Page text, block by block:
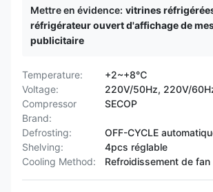
Mettre en évidence: vitrines
réfrigérateur ouvert d'affichage de
publicitaire
Temperature:
+2~+8℃
Voltage:
220V/50Hz, 220V/
Compressor
Brand:
SECOP
Defrosting:
OFF-CYCLE
Shelving:
4pcs réglable
Cooling Method:
Refroidissement de fan